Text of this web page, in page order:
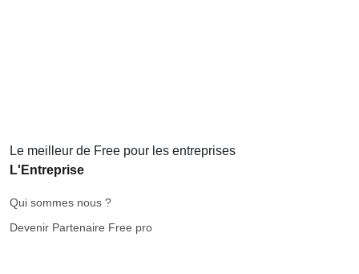
Le meilleur de Free pour les entreprises
L'Entreprise
Qui sommes nous ?
Devenir Partenaire Free pro